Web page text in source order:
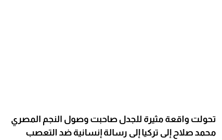
تحولت واقعة مثيرة للجدل صاحبت وصول النجم المصري
محمد صلاح إلى تركيا إلى رسالة إنسانية ضد التعصب